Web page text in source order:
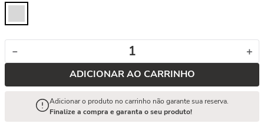
＋
－
ADICIONAR AO CARRINHO
Adicionar o produto no carrinho não garante sua reserva.
Finalize a compra e garanta o seu produto!